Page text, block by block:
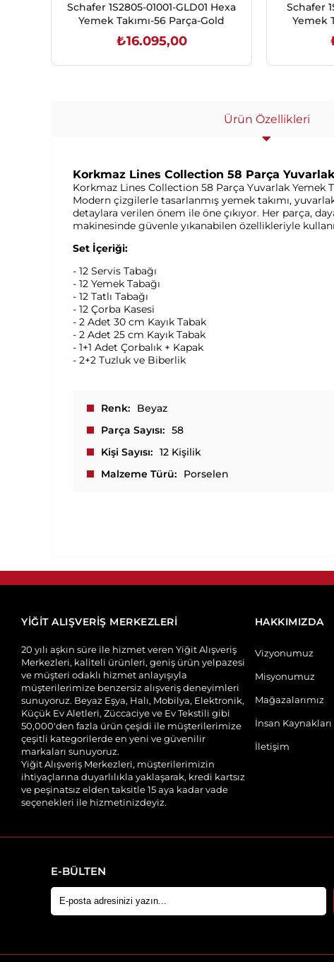
Schafer 1S2805-01001-GLD01 Hexa
Yemek Takımı-56 Parça-Gold
₺16.095,00
Schafer
Yemek
Ürün Özellikleri
Korkmaz Lines Collection 58 Parça
Korkmaz Lines Collection 58 Parça Yuvarlak Yemek
Modern çizgilerle tasarlanmış yemek takımı,
detaylara verilen önem ile öne çıkıyor. Her parça,
makinesinde güvenle yıkanabilen özellikleriyle
Set İçeriği:
- 12 Servis Tabağı
- 12 Yemek Tabağı
- 12 Tatlı Tabağı
- 12 Çorba Kasesi
- 2 Adet 30 cm Kayık Tabak
- 2 Adet 25 cm Kayık Tabak
- 1+1 Adet Çorbalık + Kapak
- 2+2 Tuzluk ve Biberlik
Renk
Beyaz
Parça Sayısı
58
Kişi Sayısı
12 Kişilik
Malzeme Türü
Porselen
YİĞİT ALIŞVERİŞ MERKEZLERİ
20 yılı aşkın süre ile hizmet veren Yiğit Alışveriş
Merkezleri, kaliteli ürünleri, geniş ürün yelpazesi
ve müşteri odaklı hizmet anlayışıyla
müşterilerimize benzersiz alışveriş deneyimleri
sunuyoruz. Beyaz Eşya, Halı, Mobilya, Elektronik,
Küçük Ev Aletleri, Züccaciye ve Ev Tekstili gibi
50,000'den fazla ürün çeşidi ile müşterilerimize
çeşitli kategorilerde en yeni ve güvenilir
markaları sunuyoruz.
Yiğit Alışveriş Merkezleri, müşterilerimizin
ihtiyaçlarına duyarlılıkla yaklaşarak, kredi kartsız
ve peşinatsız elden taksitle 15 aya kadar vade
seçenekleri ile hizmetinizdeyiz.
HAKKIMIZDA
Vizyonumuz
Misyonumuz
Mağazalarımız
İnsan Kaynakları
İletişim
E-BÜLTEN